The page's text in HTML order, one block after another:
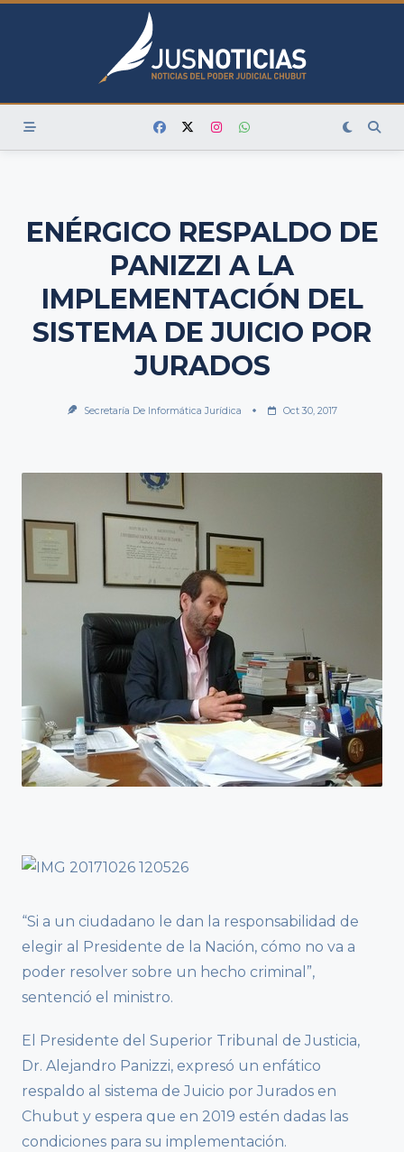
Skip
ENÉRGICO RESPALDO DE
PANIZZI A LA
IMPLEMENTACIÓN DEL
SISTEMA DE JUICIO POR
JURADOS
Secretaría De Informática Jurídica Oct 30, 2017
“Si a un ciudadano le dan la responsabilidad de
elegir al Presidente de la Nación, cómo no va a
poder resolver sobre un hecho criminal”,
sentenció el ministro.
El Presidente del Superior Tribunal de Justicia,
Dr. Alejandro Panizzi, expresó un enfático
respaldo al sistema de Juicio por Jurados en
Chubut y espera que en 2019 estén dadas las
condiciones para su implementación.